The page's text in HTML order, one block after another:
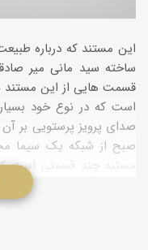
این مستند که درباره
ساخته سید مانی میر
قسمت هایی از این مستند
است که در نوع خود
صبح از شبکه یک سیما
مستند چند قسمتی است